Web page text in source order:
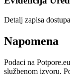
Detalj zapisa
Napomena
Podaci na
službenom izvoru.